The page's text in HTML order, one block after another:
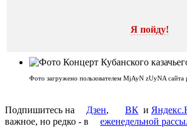
Я пойду!
Фото загружено пользователем MjAyN zUyNA сайта
Подпишитесь на Дзен, ВК и
важное, но редко - в
еженедельной